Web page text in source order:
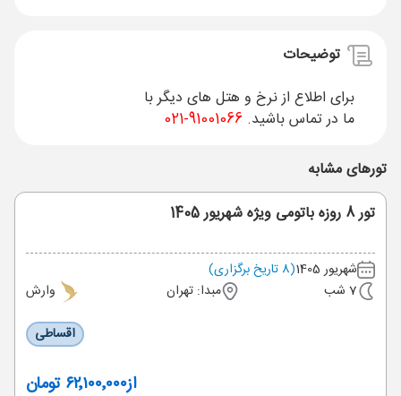
توضیحات
برای اطلاع از نرخ و هتل های دیگر با
ما در تماس باشید. 91001066-021
تورهای مشابه
تور 8 روزه باتومی ویژه شهریور 1405
شهریور 1405
(8 تاریخ برگزاری)
7 شب
مبدا: تهران
وارش
اقساطی
از۶۲٬۱۰۰٬۰۰۰ تومان